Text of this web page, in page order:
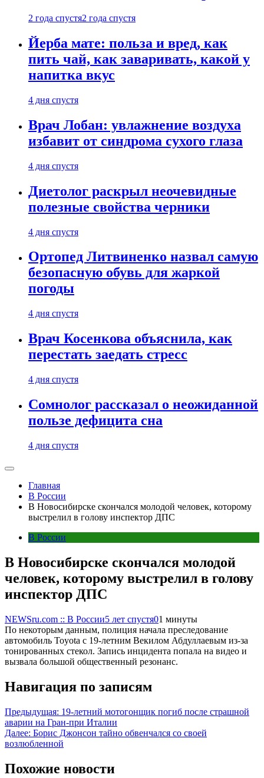
2 года спустя2 года спустя
Йерба мате: польза и вред, как
пить чай, как заваривать, какой у
напитка вкус
4 дня спустя
Врач Лобан: увлажнение воздуха
избавит от синдрома сухого глаза
4 дня спустя
Диетолог раскрыл неочевидные
полезные свойства черники
4 дня спустя
Ортопед Литвиненко назвал самую
безопасную обувь для жаркой
погоды
4 дня спустя
Врач Косенкова объяснила, как
перестать заедать стресс
4 дня спустя
Сомнолог рассказал о неожиданной
пользе дефицита сна
4 дня спустя
Главная
В России
В Новосибирске скончался молодой человек, которому
выстрелил в голову инспектор ДПС
В России
В Новосибирске скончался молодой
человек, которому выстрелил в голову
инспектор ДПС
NEWSru.com :: В России5 лет спустя01 минуты
По некоторым данным, полиция начала преследование
автомобиль Toyota с 19-летним Векилом Абдуллаевым из-за
тонированных стекол. Запись инцидента попала на видео и
вызвала большой общественный резонанс.
Навигация по записям
Предыдущая: 19-летний мотогонщик погиб после страшной
аварии на Гран-при Италии
Далее: Борис Джонсон тайно обвенчался со своей
возлюбленной
Похожие новости